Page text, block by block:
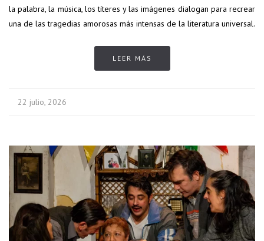
la palabra, la música, los títeres y las imágenes dialogan para recrear
una de las tragedias amorosas más intensas de la literatura universal.
LEER MÁS
22 julio, 2026